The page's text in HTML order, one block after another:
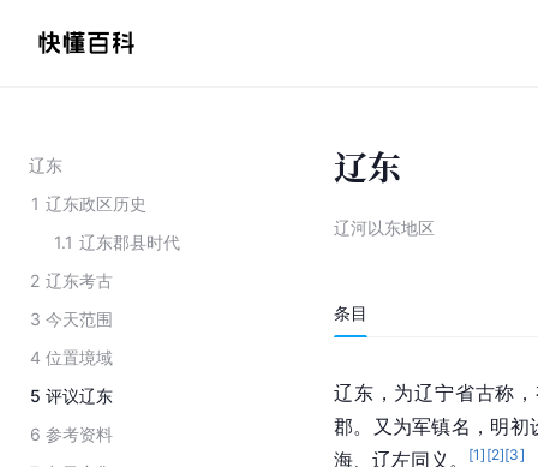
辽东
1 辽东政区历史
1.1 辽东郡县时代
2 辽东考古
3 今天范围
4 位置境域
5 评议辽东
6 参考资料
辽东
辽河以东地区
条目
辽东，为辽宁省古称
郡。又为军镇名，明初
海、辽左同义。
[1] [2][3]